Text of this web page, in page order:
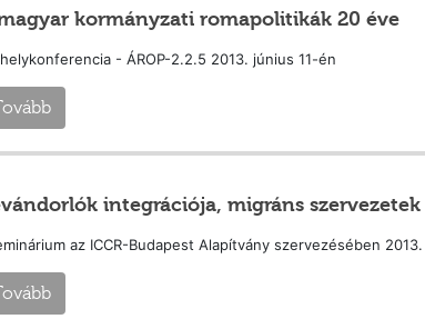
kormányzati romapolitikák 20 éve
- ÁROP-2.2.5 2013. június 11-én
integrációja, migráns szervezetek
az ICCR-Budapest Alapítvány szervezésében